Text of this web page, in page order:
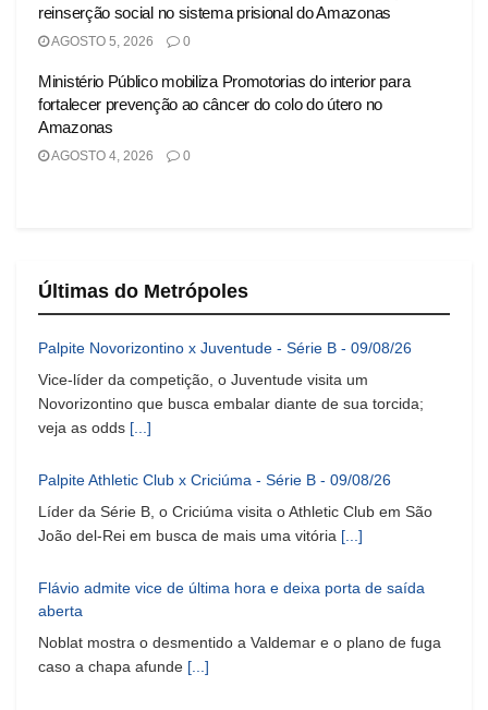
reinserção social no sistema prisional do Amazonas
AGOSTO 5, 2026 0
Ministério Público mobiliza Promotorias do interior para
fortalecer prevenção ao câncer do colo do útero no
Amazonas
AGOSTO 4, 2026 0
Últimas do Metrópoles
Palpite Novorizontino x Juventude - Série B - 09/08/26
Vice-líder da competição, o Juventude visita um
Novorizontino que busca embalar diante de sua torcida;
veja as odds [...]
Palpite Athletic Club x Criciúma - Série B - 09/08/26
Líder da Série B, o Criciúma visita o Athletic Club em São
João del-Rei em busca de mais uma vitória [...]
Flávio admite vice de última hora e deixa porta de saída
aberta
Noblat mostra o desmentido a Valdemar e o plano de fuga
caso a chapa afunde [...]